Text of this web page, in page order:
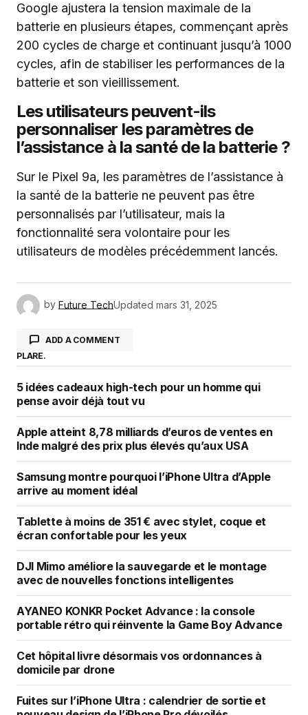
Google ajustera la tension maximale de la
batterie en plusieurs étapes, commençant après
200 cycles de charge et continuant jusqu’à 1000
cycles, afin de stabiliser les performances de la
batterie et son vieillissement.
Les utilisateurs peuvent-ils
personnaliser les paramètres de
l’assistance à la santé de la batterie ?
Sur le Pixel 9a, les paramètres de l’assistance à
la santé de la batterie ne peuvent pas être
personnalisés par l’utilisateur, mais la
fonctionnalité sera volontaire pour les
utilisateurs de modèles précédemment lancés.
by Future TechUpdated mars 31, 2025
ADD A COMMENT
Votre adresse e-mail ne sera pas publiée.
Comment*
Your Name*
Your E-mail*
Enregistrer mon nom, mon e-mail et mon
site dans le navigateur pour mon prochain
SUBMIT COMMENT
PLARE.
5 idées cadeaux high-tech pour un homme qui
pense avoir déjà tout vu
Apple atteint 8,78 milliards d’euros de ventes en
Inde malgré des prix plus élevés qu’aux USA
Samsung montre pourquoi l’iPhone Ultra d’Apple
arrive au moment idéal
Tablette à moins de 351 € avec stylet, coque et
écran confortable pour les yeux
DJI Mimo améliore la sauvegarde et le montage
avec de nouvelles fonctions intelligentes
AYANEO KONKR Pocket Advance : la console
portable rétro qui réinvente la Game Boy Advance
Cet hôpital livre désormais vos ordonnances à
domicile par drone
Fuites sur l’iPhone Ultra : calendrier de sortie et